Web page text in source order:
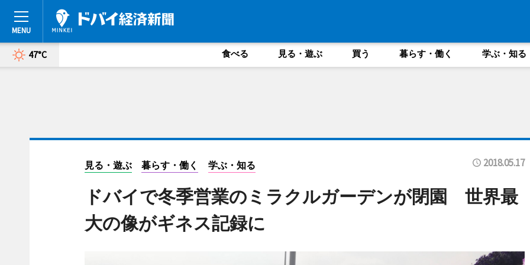
47°C 食べる 見る・遊ぶ 買う 暮らす・働く 学ぶ・知る
見る・遊ぶ 暮らす・働く 学ぶ・知る 2018.05.17
ドバイで冬季営業のミラクルガーデンが閉園 世界最
大の像がギネス記録に